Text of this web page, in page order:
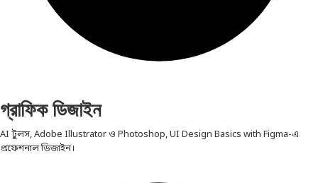
গ্রাফিক ডিজাইন
AI টুলস, Adobe Illustrator ও Photoshop, UI Design Basics with Figma-এ
প্রফেশনাল ডিজাইন।